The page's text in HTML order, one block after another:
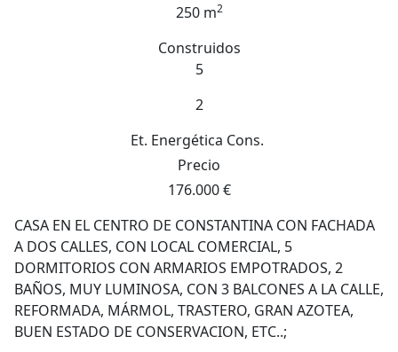
250 m2
Construidos
5
2
Et. Energética Cons.
Precio
176.000 €
CASA EN EL CENTRO DE CONSTANTINA CON FACHADA
A DOS CALLES, CON LOCAL COMERCIAL, 5
DORMITORIOS CON ARMARIOS EMPOTRADOS, 2
BAÑOS, MUY LUMINOSA, CON 3 BALCONES A LA CALLE,
REFORMADA, MÁRMOL, TRASTERO, GRAN AZOTEA,
BUEN ESTADO DE CONSERVACION, ETC..;